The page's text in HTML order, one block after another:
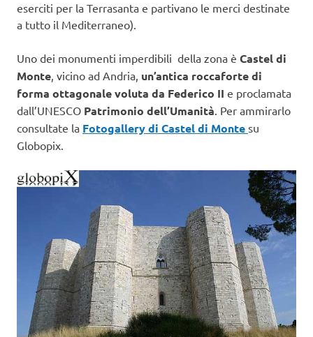
eserciti per la Terrasanta e partivano le merci destinate
a tutto il Mediterraneo).
Uno dei monumenti imperdibili della zona è Castel di
Monte, vicino ad Andria, un’antica roccaforte di
forma ottagonale voluta da Federico II e proclamata
dall’UNESCO Patrimonio dell’Umanità. Per ammirarlo
consultate la Fotogallery di Castel di Monte su
Globopix.